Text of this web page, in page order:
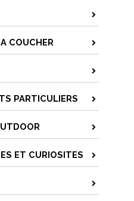
COUCHER
PARTICULIERS
ET CURIOSITES